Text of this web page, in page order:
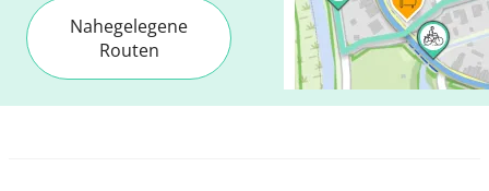
Nahegelegene
Routen